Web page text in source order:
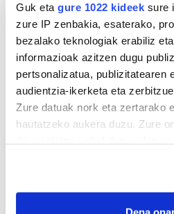
Guk eta gure 1022 kideek sure
zure IP zenbakia, esaterako,
bezalako teknologiak erabiliz
informazioak azitzen dugu
pertsonalizatua, publizitatearen
audientzia-ikerketa eta
Zure datuak nork eta zertarako
hautatzeko aukera duzu. Zure
If you allow, we would also like
Collect information
ZERBITZU